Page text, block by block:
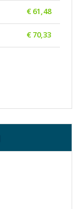
€ 61,48
€ 70,33